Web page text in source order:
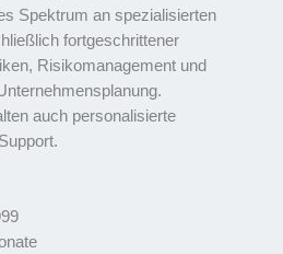
Spektrum an spezialisierten
fortgeschrittener
Risikomanagement und
auch personalisierte